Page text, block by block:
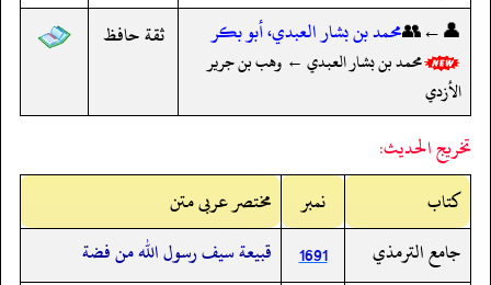
👤←👥محمد بن بشار العبدي، أبو بكر
محمد بن بشار العبدي ← وهب بن جرير
الأزدي
ثقة حافظ
تخريج الحديث:
کتاب
نمبر
مختصر عربی متن
جامع الترمذي
1691
قبيعة سيف رسول الله من فضة